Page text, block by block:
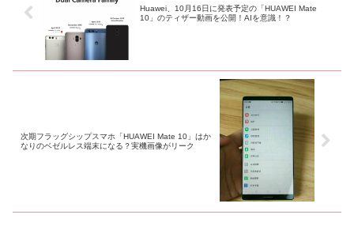
Huawei、10月16日に発表予定の「HUAWEI Mate
10」のティザー動画を公開！AIを意識！？
次期フラッグシップスマホ「HUAWEI Mate 10」はか
なりのベゼルレス端末になる？実機画像がリーク